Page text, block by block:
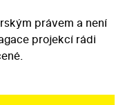
právem a není
projekcí rádi